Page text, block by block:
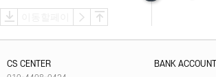
CS CENTER BANK ACCOUNT